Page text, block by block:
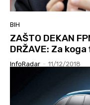
BIH
ZAŠTO DEKAN
DRŽAVE: Za
InfoRadar - 11/12/2018